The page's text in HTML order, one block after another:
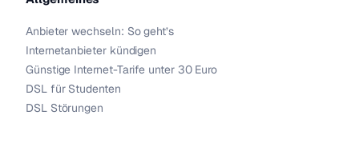
Anbieter wechseln: So geht’s
Internetanbieter kündigen
Günstige Internet-Tarife unter 30 Euro
DSL für Studenten
DSL Störungen